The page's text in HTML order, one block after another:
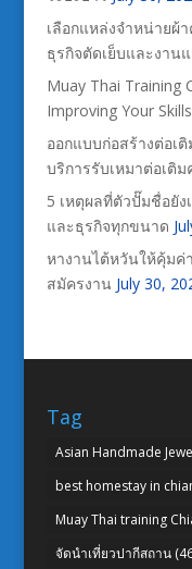
เลือกแหล่งจำหน่ายผ้
ธุรกิจตัดเย็บและงาน
Muay Thai Training
Improving Your
ออกแบบก่อสร้างต่อเ
บริการรับเหมาต่อเติม
5 เหตุผลที่ตัวปั๊มชื่อยั
และธุรกิจทุกขนาด
หางานไต้หวันให้คุ้มค่
สมัครงาน July 30,
Tag
Asian Handmade
best homestay in
Muay Thai training
จัดนำเที่ยวปากีสถาน